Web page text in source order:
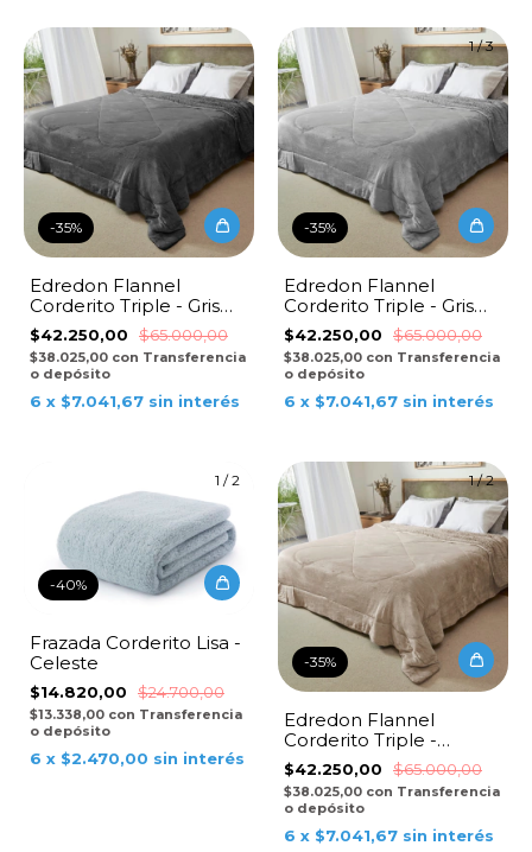
-35%
Edredon Flannel
Corderito Triple - Gris
Topo
$42.250,00 $65.000,00
$38.025,00 con Transferencia
o depósito
6 x $7.041,67 sin interés
1/3
-35%
Edredon Flannel
Corderito Triple - Gris
Perla
$42.250,00 $65.000,00
$38.025,00 con Transferencia
o depósito
6 x $7.041,67 sin interés
1 /2
-40%
Frazada Corderito Lisa -
Celeste
$14.820,00 $24.700,00
$13.338,00 con Transferencia
o depósito
6 x $2.470,00 sin interés
1/2
-35%
Edredon Flannel
Corderito Triple -
Natural
$42.250,00 $65.000,00
$38.025,00 con Transferencia
o depósito
6 x $7.041,67 sin interés